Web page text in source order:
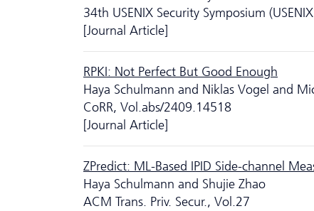
34th USENIX Security Symposium
[Journal Article]
RPKI: Not Perfect But Good Enough
Haya Schulmann and Niklas Vogel and
CoRR, Vol.abs/2409.14518
[Journal Article]
ZPredict: ML-Based IPID Side-channel
Haya Schulmann and Shujie Zhao
ACM Trans. Priv. Secur., Vol.27